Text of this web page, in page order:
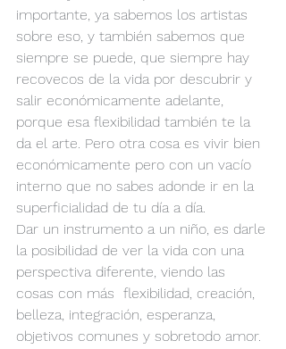
importante, ya sabemos los artistas
sobre eso, y también sabemos que
siempre se puede, que siempre hay
recovecos de la vida por descubrir y
salir económicamente adelante,
porque esa flexibilidad también te la
da el arte. Pero otra cosa es vivir bien
económicamente pero con un vacío
interno que no sabes adonde ir en la
superficialidad de tu día a día.
Dar un instrumento a un niño, es darle
la posibilidad de ver la vida con una
perspectiva diferente, viendo las
cosas con más  flexibilidad, creación,
belleza, integración, esperanza,
objetivos comunes y sobretodo amor.